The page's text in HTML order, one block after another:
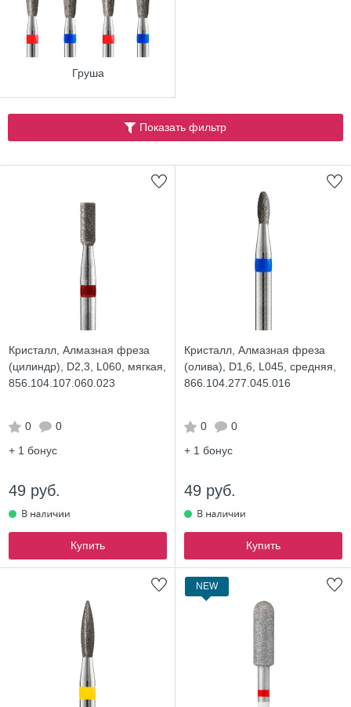
Груша
Показать фильтр
Кристалл, Алмазная фреза
(цилиндр), D2,3, L060, мягкая,
856.104.107.060.023
0
0
+ 1 бонус
49 руб.
Купить
Кристалл, Алмазная фреза
(олива), D1,6, L045, средняя,
866.104.277.045.016
0
0
+ 1 бонус
49 руб.
Купить
NEW